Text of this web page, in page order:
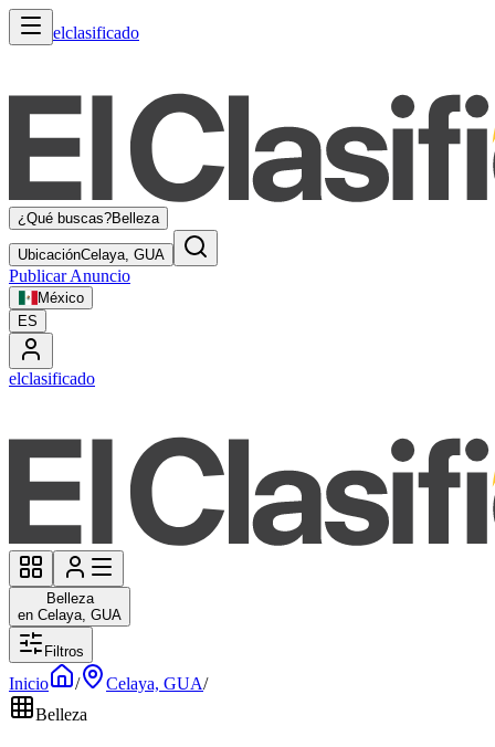
elclasificado
¿Qué buscas?Belleza
UbicaciónCelaya, GUA
Publicar Anuncio
México
ES
elclasificado
Belleza
en Celaya, GUA
Filtros
Inicio / Celaya, GUA/
Belleza